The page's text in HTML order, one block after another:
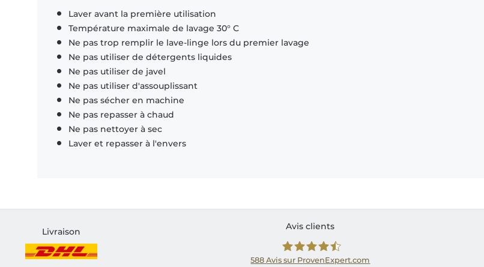
Laver avant la première utilisation
Température maximale de lavage 30° C
Ne pas trop remplir le lave-linge lors du premier lavage
Ne pas utiliser de détergents liquides
Ne pas utiliser de javel
Ne pas utiliser d'assouplissant
Ne pas sécher en machine
Ne pas repasser à chaud
Ne pas nettoyer à sec
Laver et repasser à l'envers
Livraison
Avis clients
588Avis sur ProvenExpert.com